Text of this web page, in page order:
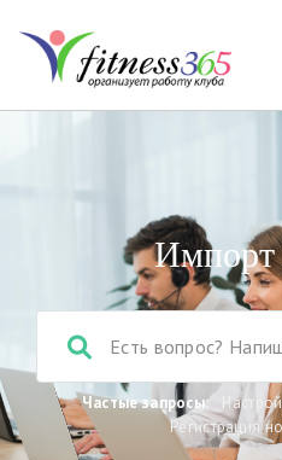
Импорт
Частые запросы:
Регистрация